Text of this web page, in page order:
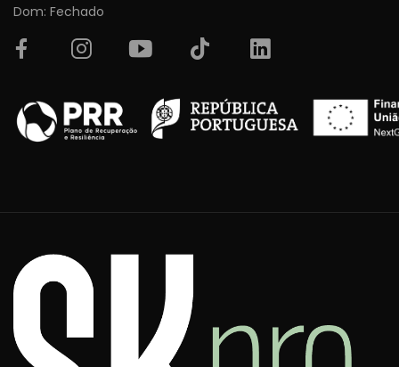
Dom: Fechado